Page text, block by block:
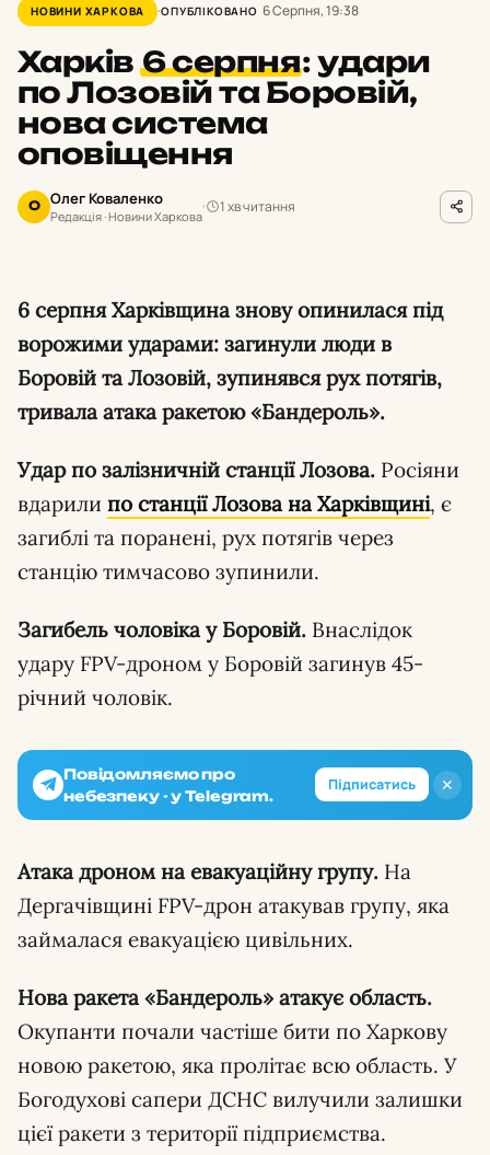
НОВИНИ ХАРКОВА ОПУБЛІКОВАНО 6 Серпня, 19:38
Харків6 серпня:удари
по Лозовій та Боровій,
нова система
оповіщення
О Олег Коваленко
Редакція · Новини Харкова
1 хв читання
6 серпня Харківщина знову опинилася під
ворожими ударами: загинули люди в
Боровій та Лозовій, зупинявся рух потягів,
тривала атака ракетою «Бандероль».
Удар по залізничній станції Лозова. Росіяни
вдарили по станції Лозова на Харківщині, є
загиблі та поранені, рух потягів через
станцію тимчасово зупинили.
Загибель чоловіка у Боровій. Внаслідок
удару FPV-дроном у Боровій загинув 45-
річний чоловік.
✕
Повідомляємо про
небезпеку - у Telegram.
Підписатись
Атака дроном на евакуаційну групу. На
Дергачівщині FPV-дрон атакував групу, яка
займалася евакуацією цивільних.
Нова ракета «Бандероль» атакує область.
Окупанти почали частіше бити по Харкову
новою ракетою, яка пролітає всю область. У
Богодухові сапери ДСНС вилучили залишки
цієї ракети з території підприємства.